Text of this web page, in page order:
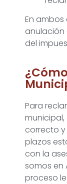
En ambos
anulación
del
Para
municipal,
correcto
plazos
con la
somos en
proceso